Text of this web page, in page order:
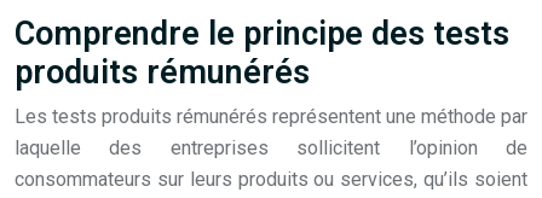
Comprendre le principe des tests
produits rémunérés
Les tests produits rémunérés représentent une méthode par
laquelle des entreprises sollicitent l’opinion de
consommateurs sur leurs produits ou services, qu’ils soient